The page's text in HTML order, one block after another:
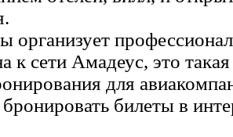
организует
к сети Амадеус, это
для
билеты в